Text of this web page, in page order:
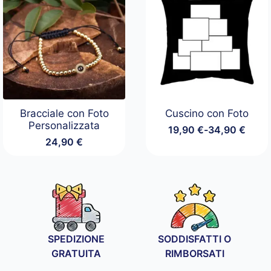
a
34,90 €
Bracciale con Foto
Personalizzata
24,90€
Cuscino con Foto
19,90 €-34,90 €
Fascia
a
34,90 €
SPEDIZIONE
GRATUITA
SODDISFATTI O
RIMBORSATI